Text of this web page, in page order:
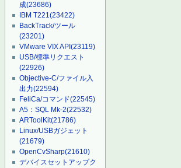
成(23686)
IBM T221(23422)
BackTrack/ツール
(23201)
VMware VIX API(23119)
USB/標準リクエスト
(22926)
Objective-C/ファイル入
出力(22594)
FeliCa/コマンド(22545)
A5：SQL Mk-2(22532)
ARToolKit(21786)
Linux/USBガジェット
(21679)
OpenCvSharp(21610)
デバイスセットアップク